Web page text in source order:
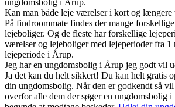
ungdomsbolig i Årup.
Kan man både leje værelser i kort og
På findroommate findes der mange
lejeboliger. Og de fleste har forskellige
værelser og lejeboliger med lejeperioder fra 1
lejeperiode i Årup.
Jeg har en ungdomsbolig i Årup jeg godt vil
Ja det kan du helt sikkert! Du kan helt gratis
din ungdomsbolig. Når den er godkendt så
overfor alle dem der søger en ungdomsbolig